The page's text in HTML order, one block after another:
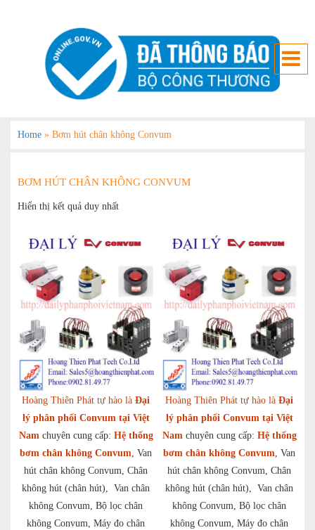
Home » Bơm hút chân không Convum
BƠM HÚT CHÂN KHÔNG CONVUM
Hiển thị kết quả duy nhất
Hoàng Thiên Phát tự hào là Đại
lý phân phối Convum tại Việt
Namchuyên cung cấp: Hệ thống
bơm chân không Convum, Van
hút chân không Convum, Chân
không hút (chân hút), Van chân
không Convum, Bộ lọc chân
không Convum, Máy đo chân
Hoàng Thiên Phát tự hào là Đại
lý phân phối Convum tại Việt
Namchuyên cung cấp: Hệ thống
bơm chân không Convum, Van
hút chân không Convum, Chân
không hút (chân hút), Van chân
không Convum, Bộ lọc chân
không Convum, Máy đo chân